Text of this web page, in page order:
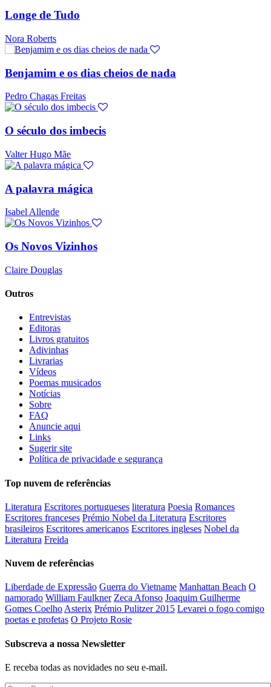
Longe de Tudo
Nora Roberts
Benjamim e os dias cheios de nada
Pedro Chagas Freitas
O século dos imbecis
Valter Hugo Mãe
A palavra mágica
Isabel Allende
Os Novos Vizinhos
Claire Douglas
Outros
Entrevistas
Editoras
Livros gratuitos
Adivinhas
Livrarias
Vídeos
Poemas musicados
Notícias
Sobre
FAQ
Anuncie aqui
Links
Sugerir site
Política de privacidade e segurança
Top nuvem de referências
Literatura Escritores portugueses literatura Poesia Romances
Escritores franceses Prémio Nobel da Literatura Escritores
brasileiros Escritores americanos Escritores ingleses Nobel da
Literatura Freida
Nuvem de referências
Liberdade de Expressão Guerra do Vietname Manhattan Beach O
namorado William Faulkner Zeca Afonso Joaquim Guilherme
Gomes Coelho Asterix Prémio Pulitzer 2015 Levarei o fogo comigo
poetas e profetas O Projeto Rosie
Subscreva a nossa Newsletter
E receba todas as novidades no seu e-mail.